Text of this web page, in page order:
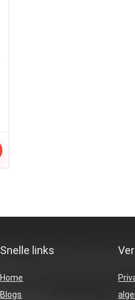
Snelle links
Home
Blogs